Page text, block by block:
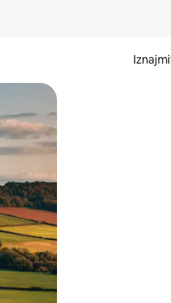
prstom po zaslonu.